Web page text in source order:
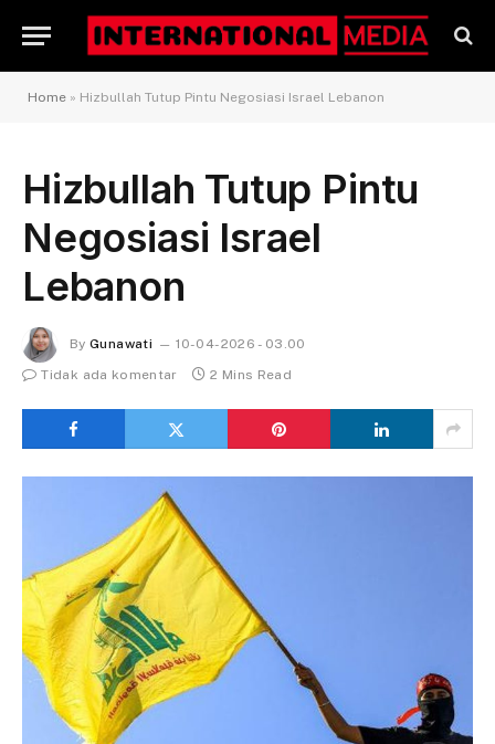
Home » Hizbullah Tutup Pintu Negosiasi Israel Lebanon
Hizbullah Tutup Pintu
Negosiasi Israel
Lebanon
By Gunawati
10-04-2026 - 03.00
Tidak ada komentar
2 Mins Read